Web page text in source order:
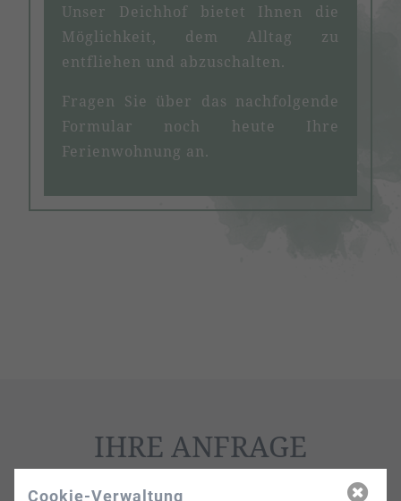
Unser Deichhof bietet Ihnen die
Möglichkeit, dem Alltag zu
entfliehen und abzuschalten.
Fragen Sie über das nachfolgende
Formular noch heute Ihre
Ferienwohnung an.
IHRE ANFRAGE
Cookie-Verwaltung